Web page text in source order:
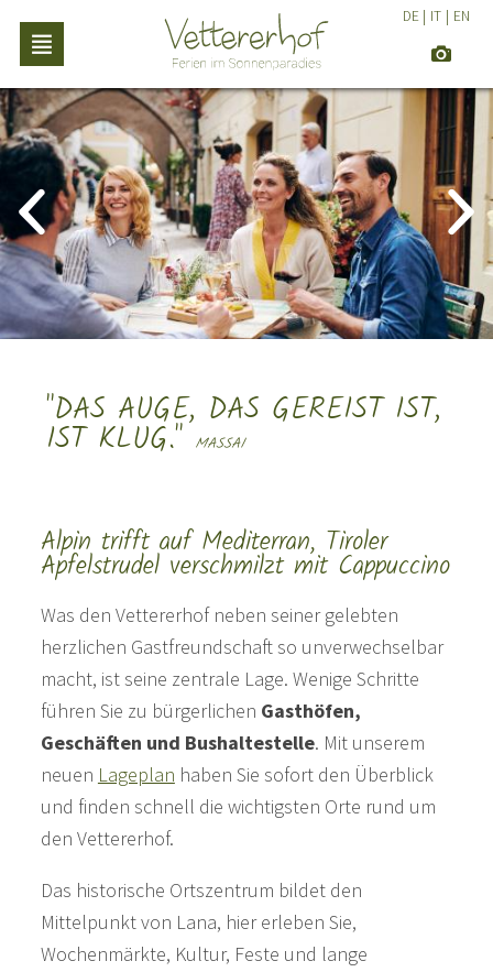
DE | IT | EN
"DAS AUGE, DAS GEREIST IST,
IST KLUG." MASSAI
Alpin trifft auf Mediterran, Tiroler
Apfelstrudel verschmilzt mit Cappuccino
Was den Vettererhof neben seiner gelebten
herzlichen Gastfreundschaft so unverwechselbar
macht, ist seine zentrale Lage. Wenige Schritte
führen Sie zu bürgerlichen Gasthöfen,
Geschäften und Bushaltestelle. Mit unserem
neuen Lageplan haben Sie sofort den Überblick
und finden schnell die wichtigsten Orte rund um
den Vettererhof.
Das historische Ortszentrum bildet den
Mittelpunkt von Lana, hier erleben Sie,
Wochenmärkte, Kultur, Feste und lange